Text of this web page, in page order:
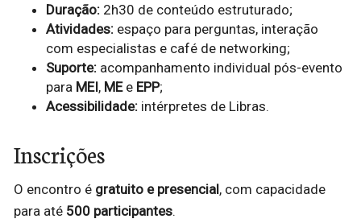
Duração: 2h30 de conteúdo estruturado;
Atividades: espaço para perguntas, interação
com especialistas e café de networking;
Suporte: acompanhamento individual pós-evento
para MEI, MEe EPP;
Acessibilidade: intérpretes de Libras.
Inscrições
O encontro é gratuito e presencial, com capacidade
para até 500 participantes.